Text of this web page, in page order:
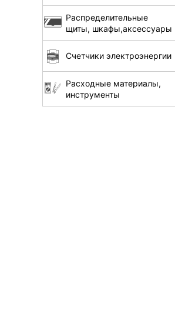
Распределительные
щиты, шкафы,аксессуары
Счетчики электроэнергии
Расходные материалы,
инструменты